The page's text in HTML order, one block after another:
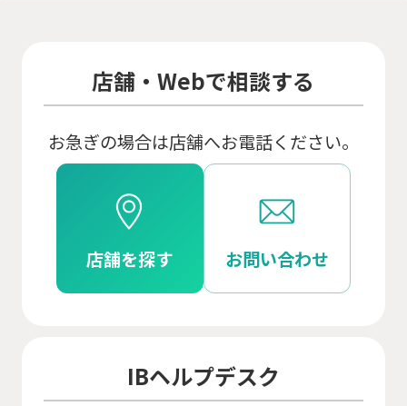
店舗・Webで相談する
お急ぎの場合は店舗へお電話ください。
店舗を探す お問い合わせ
IBヘルプデスク